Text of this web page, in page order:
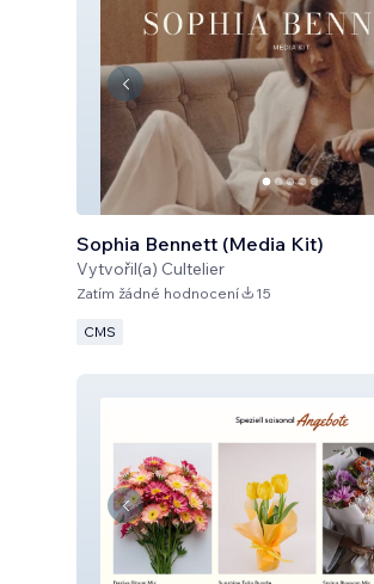
Sophia Bennett (Media Kit)
Vytvořil(a) Cultelier
Zatím žádné hodnocení 15
CMS